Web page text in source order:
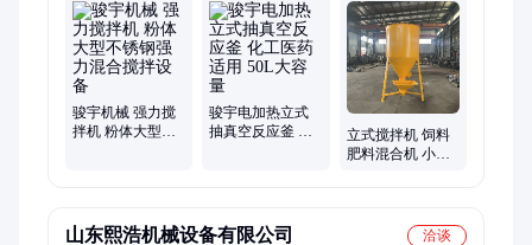
磨机、实验室、乳化机、固化剂、聚丙烯、立式棒、搅拌机、磨
沙机、球磨机、美缝剂、捏合机、砂磨机、过滤机、立式磨机、
机械密封、印刷设备、自营涂料、塑料高速、螺杆挤出
骏宇机械 强力搅
拌机 粉体大型不
骏宇电加热立式
抽真空反应釜 化
立式搅拌机 饲料
肥料混合机 小型
山东熙浩机械设备有限公司 洽谈